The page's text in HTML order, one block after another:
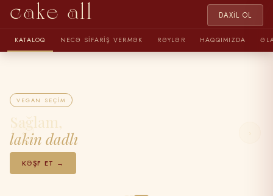
cake all DAXIL OL
KATALOQ NECƏ SIFARIŞ VERMƏK RƏYLƏR HAQQIMIZDA
VEGAN SEÇIM
Sağlam,
lakin dadlı
KƏŞF ET →
‹ ›